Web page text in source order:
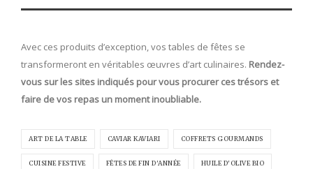
Avec ces produits d’exception, vos tables de fêtes se
transformeront en véritables œuvres d’art culinaires. Rendez-
vous sur les sites indiqués pour vous procurer ces trésors et
faire de vos repas un moment inoubliable.
ART DE LA TABLE CAVIAR KAVIARI COFFRETS GOURMANDS
CUISINE FESTIVE FÊTES DE FIN D'ANNÉE HUILE D'OLIVE BIO